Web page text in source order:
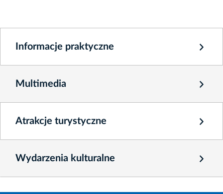
Informacje praktyczne
Multimedia
Atrakcje turystyczne
Wydarzenia kulturalne